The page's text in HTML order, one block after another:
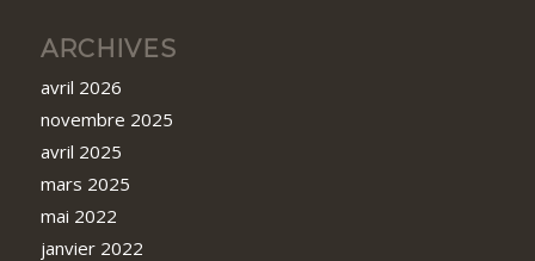
ARCHIVES
avril 2026
novembre 2025
avril 2025
mars 2025
mai 2022
janvier 2022